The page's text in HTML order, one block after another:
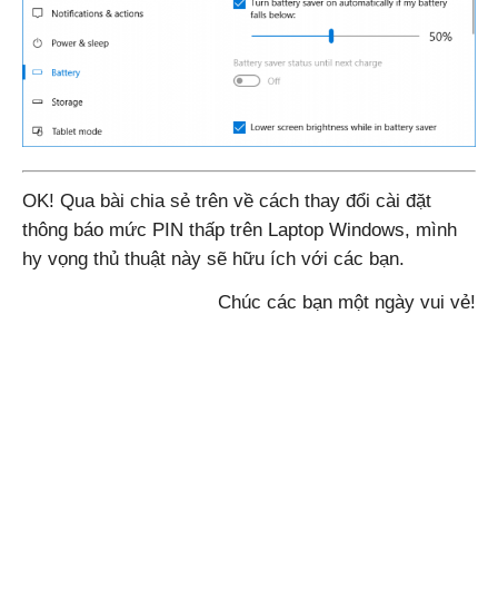
OK! Qua bài chia sẻ trên về cách thay đổi cài đặt
thông báo mức PIN thấp trên Laptop Windows, mình
hy vọng thủ thuật này sẽ hữu ích với các bạn.
Chúc các bạn một ngày vui vẻ!